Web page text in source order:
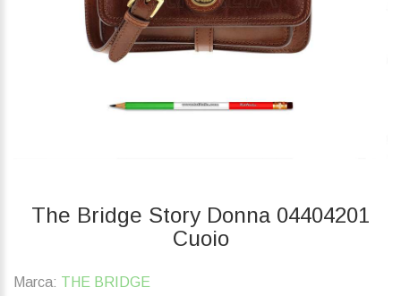
The Bridge Story Donna 04404201
Cuoio
Marca: THE BRIDGE